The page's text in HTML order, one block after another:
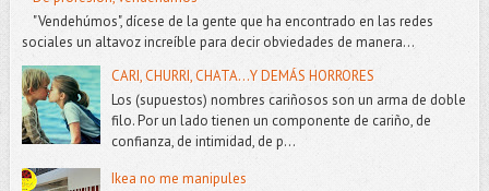
"Vendehúmos", dícese de la gente que ha encontrado en las redes
sociales un altavoz increíble para decir obviedades de manera...
CARI, CHURRI, CHATA...Y DEMÁS HORRORES
Los (supuestos) nombres cariñosos son un arma de doble
filo. Por un lado tienen un componente de cariño, de
confianza, de intimidad, de p...
Ikea no me manipules